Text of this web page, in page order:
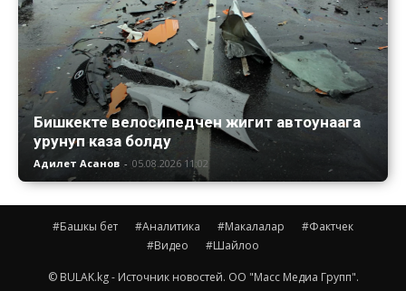
Бишкекте велосипедчен жигит автоунаага
урунуп каза болду
Адилет Асанов - 05.08.2026 11:02
#Башкы бет #Аналитика #Макалалар
#Фактчек
#Видео
#Шайлоо
© BULAK.kg - Источник новостей. ОО "Масс Медиа Групп".